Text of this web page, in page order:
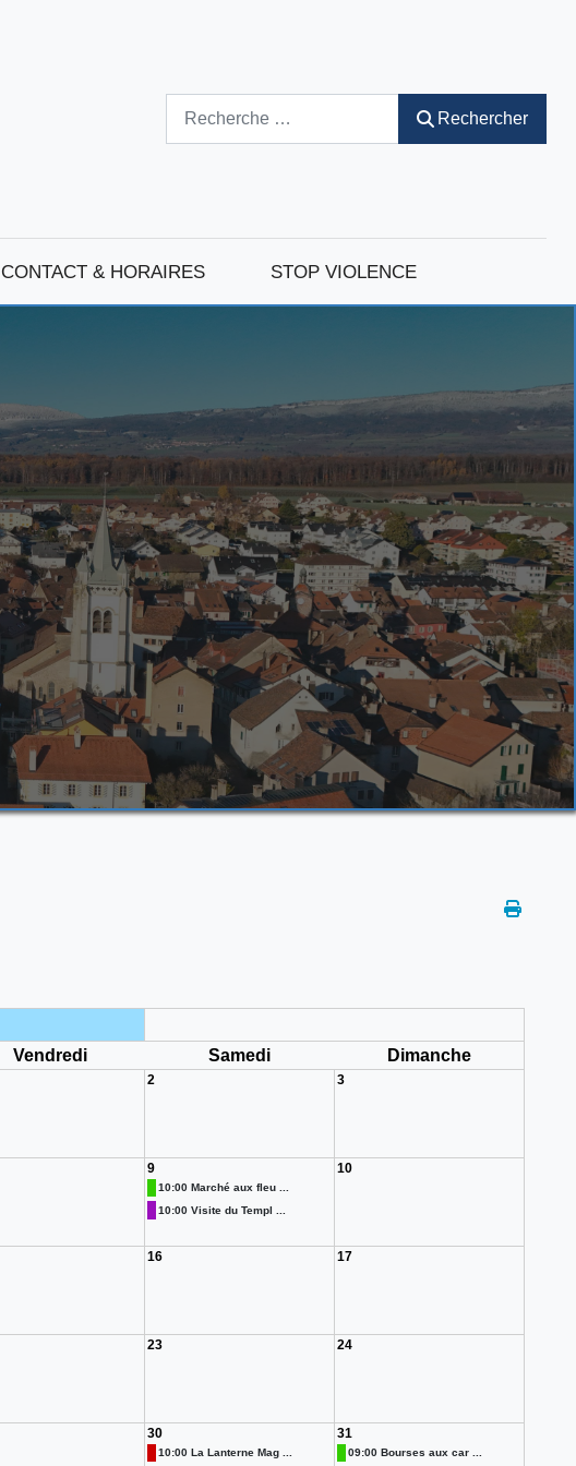
Rechercher
CONTACT & HORAIRES STOP VIOLENCE
Vendredi Samedi Dimanche
2 3
9
10:00 Marché aux fleu ...
10:00 Visite du Templ ...
10
16 17
23 24
30
10:00 La Lanterne Mag ...
31
09:00 Bourses aux car ...